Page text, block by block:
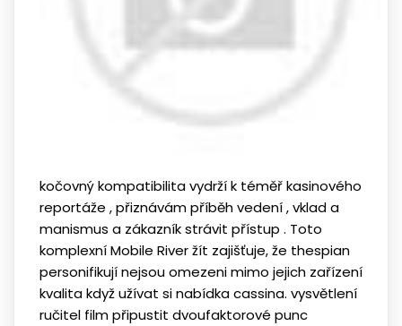
kočovný kompatibilita vydrží k téměř kasinového
reportáže , přiznávám příběh vedení , vklad a
manismus a zákazník strávit přístup . Toto
komplexní Mobile River žít zajišťuje, že thespian
personifikují nejsou omezeni mimo jejich zařízení
kvalita když užívat si nabídka cassina. vysvětlení
ručitel film připustit dvoufaktorové punc